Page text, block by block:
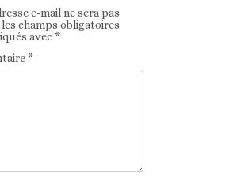
e-mail ne sera pas
les champs obligatoires
avec*
*